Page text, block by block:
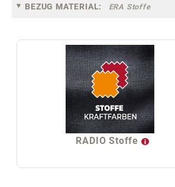
BEZUG MATERIAL: ERA Stoffe
RADIO Stoffe